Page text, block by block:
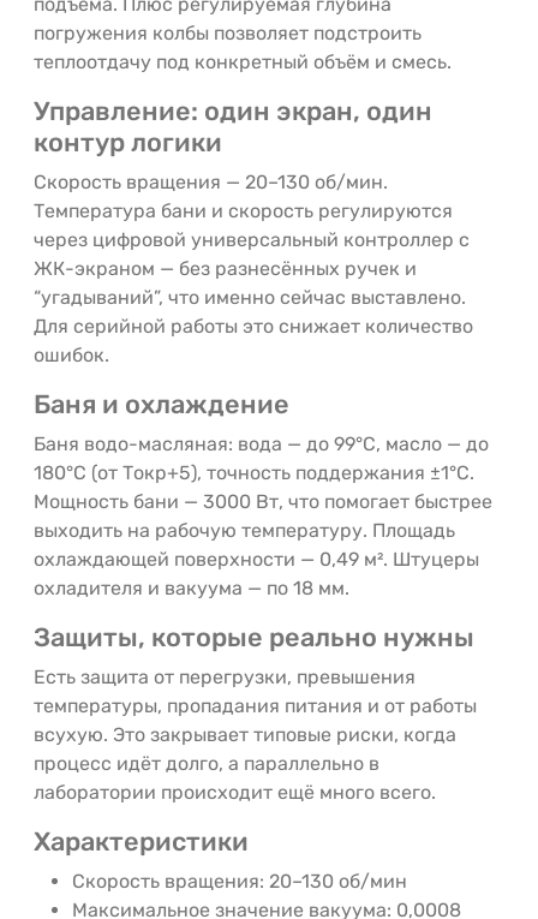
погружения колбы позволяет подстроить
теплоотдачу под конкретный объём и смесь.
Управление: один экран, один
контур логики
Скорость вращения — 20–130 об/мин.
Температура бани и скорость регулируются
через цифровой универсальный контроллер с
ЖК-экраном — без разнесённых ручек и
“угадываний”, что именно сейчас выставлено.
Для серийной работы это снижает количество
ошибок.
Баня и охлаждение
Баня водо-масляная: вода — до 99°C, масло — до
180°C (от Tокр+5), точность поддержания ±1°C.
Мощность бани — 3000 Вт, что помогает быстрее
выходить на рабочую температуру. Площадь
охлаждающей поверхности — 0,49 м². Штуцеры
охладителя и вакуума — по 18 мм.
Защиты, которые реально нужны
Есть защита от перегрузки, превышения
температуры, пропадания питания и от работы
всухую. Это закрывает типовые риски, когда
процесс идёт долго, а параллельно в
лаборатории происходит ещё много всего.
Характеристики
Скорость вращения: 20–130 об/мин
Максимальное значение вакуума: 0,0008